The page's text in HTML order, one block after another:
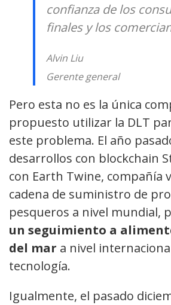
confianza de los
finales y los
Alvin Liu
Gerente general
Pero esta no es la única
propuesto utilizar la DLT
este problema. El año
desarrollos con blockchain
con Earth Twine, compañía
cadena de suministro de
pesqueros a nivel mundial,
un seguimiento a
del mar a nivel
tecnología.
Igualmente, el pasado